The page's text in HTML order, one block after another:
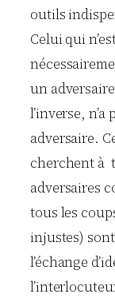
outils
Celui qui
un
l’inverse,
adversaire.
cherchent à
adversaires
tous les
injustes)
l’échange